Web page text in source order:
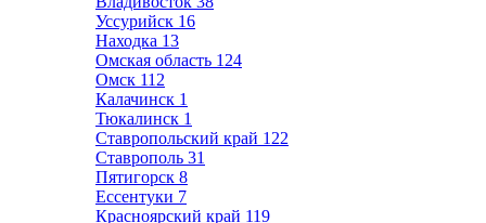
Уссурийск 16
Находка 13
Омская область 124
Омск 112
Калачинск 1
Тюкалинск 1
Ставропольский край 122
Ставрополь 31
Пятигорск 8
Ессентуки 7
Красноярский край 119